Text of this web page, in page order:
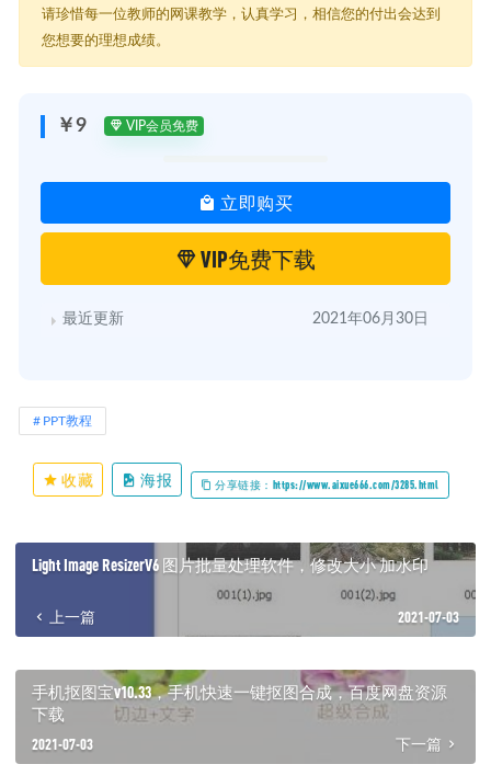
├─ 06. 五色方案-2.mp4
├─ 07. 图片排版.mp4
└─ 课件.rar
请珍惜每一位教师的网课教学，认真学习，相信您的付出会达到
您想要的理想成绩。
￥9 VIP会员免费
立即购买
VIP免费下载
最近更新 2021年06月30日
PPT教程
收藏 海报 分享链接：https://www.aixue666.com/3285.html
Light Image ResizerV6 图片批量处理软件，修改大小 加水印
上一篇 2021-07-03
手机抠图宝v10.33，手机快速一键抠图合成，百度网盘资源
下载
2021-07-03 下一篇